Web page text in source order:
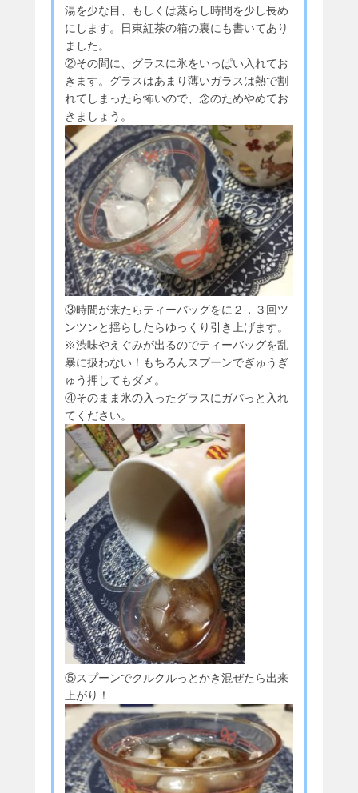
湯を少な目、もしくは蒸らし時間を少し長め
にします。日東紅茶の箱の裏にも書いてあり
ました。
②その間に、グラスに氷をいっぱい入れてお
きます。グラスはあまり薄いガラスは熱で割
れてしまったら怖いので、念のためやめてお
きましょう。
③時間が来たらティーバッグをに２，３回ツ
ンツンと揺らしたらゆっくり引き上げます。
※渋味やえぐみが出るのでティーバッグを乱
暴に扱わない！もちろんスプーンでぎゅうぎ
ゅう押してもダメ。
④そのまま氷の入ったグラスにガバっと入れ
てください。
⑤スプーンでクルクルっとかき混ぜたら出来
上がり！